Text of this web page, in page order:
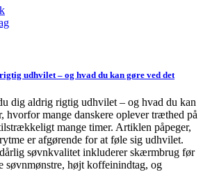
udhvilet – og hvad du kan gøre ved det
dig aldrig rigtig udhvilet – og hvad du kan
hvorfor mange danskere oplever træthed på
mange timer. Artiklen påpeger,
er afgørende for at føle sig udhvilet.
søvnkvalitet inkluderer skærmbrug før
søvnmønstre, højt koffeinindtag, og